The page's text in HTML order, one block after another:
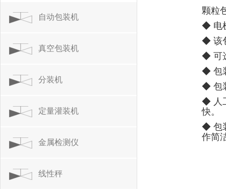
颗粒
◆ 电
◆ 该
◆ 可
◆ 包
◆ 包
◆ 人
快。
◆ 包
作简
自动包装机
真空包装机
分装机
定量灌装机
金属检测仪
线性秤